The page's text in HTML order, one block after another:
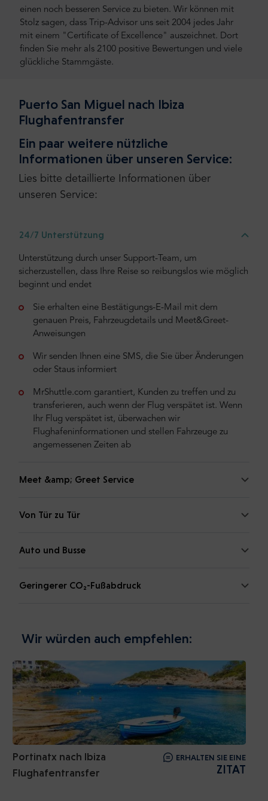
einen noch besseren Service zu bieten. Wir können mit
Stolz sagen, dass Trip-Advisor uns seit 2004 jedes Jahr
mit einem "Certificate of Excellence" auszeichnet. Dort
finden Sie mehr als 2100 positive Bewertungen und viele
glückliche Stammgäste.
Puerto San Miguel nach Ibiza
Flughafentransfer
Ein paar weitere nützliche
Informationen über unseren Service:
Lies bitte detaillierte Informationen über
unseren Service:
24/7 Unterstützung
Unterstützung durch unser Support-Team, um
sicherzustellen, dass Ihre Reise so reibungslos wie möglich
beginnt und endet
Sie erhalten eine Bestätigungs-E-Mail mit dem
genauen Preis, Fahrzeugdetails und Meet&Greet-
Anweisungen
Wir senden Ihnen eine SMS, die Sie über Änderungen
oder Staus informiert
MrShuttle.com garantiert, Kunden zu treffen und zu
transferieren, auch wenn der Flug verspätet ist. Wenn
Ihr Flug verspätet ist, überwachen wir
Flughafeninformationen und stellen Fahrzeuge zu
angemessenen Zeiten ab
Meet &amp; Greet Service
Von Tür zu Tür
Auto und Busse
Geringerer CO₂-Fußabdruck
Wir würden auch empfehlen:
Portinatx nach Ibiza
Flughafentransfer
ERHALTEN SIE EINE
ZITAT